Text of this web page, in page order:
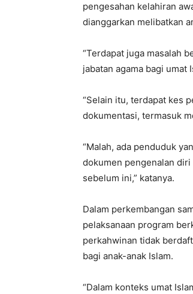
pengesahan kelahiran
dianggarkan melibatkan
“Terdapat juga masalah
jabatan agama bagi umat
“Selain itu, terdapat kes
dokumentasi, termasuk
“Malah, ada penduduk
dokumen pengenalan
sebelum ini,” katanya.
Dalam perkembangan
pelaksanaan program
perkahwinan tidak
bagi anak-anak Islam.
“Dalam konteks umat